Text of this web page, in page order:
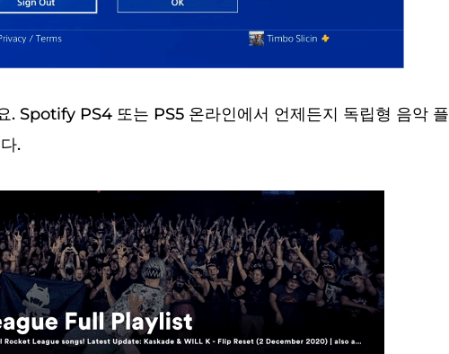
. Spotify PS4 또는 PS5 온라인에서 언제든지 독립형 음악 플
.